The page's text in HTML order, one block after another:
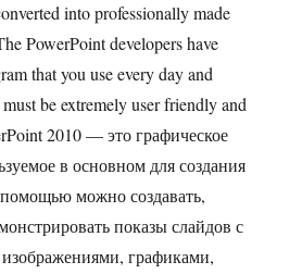
into professionally made
PowerPoint developers have
that you use every day and
be extremely user friendly and
2010 — это графическое
в основном для создания
можно создавать,
показы слайдов с
графиками,